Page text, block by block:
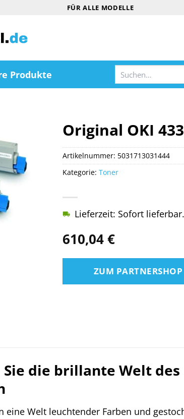
FÜR ALLE MODELLE
Produkte
Suchen
nach:
Original OKI
610,04€
Lieferzeit: Sofort
ZUM PARTNERSHOP
Artikelnummer: 5031713031444
Kategorie: Toner
die brillante Welt des
eine Welt leuchtender Farben und